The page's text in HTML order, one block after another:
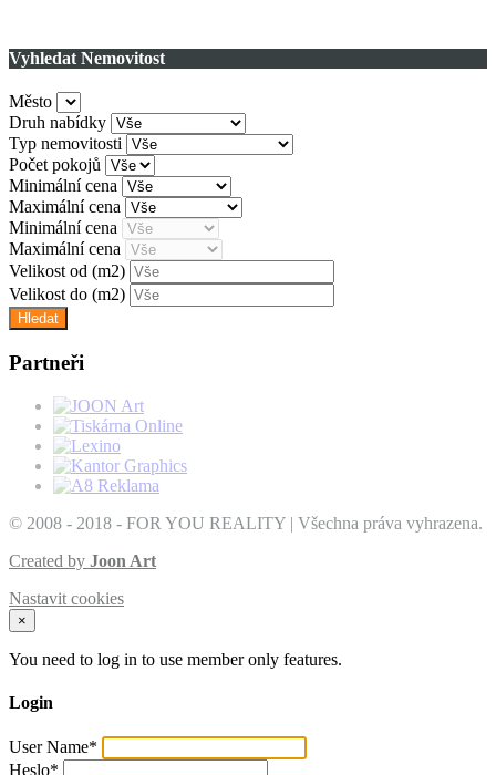
Vyhledat Nemovitost
Město
Druh nabídky
Typ nemovitosti
Počet pokojů
Minimální cena
Maximální cena
Minimální cena
Maximální cena
Velikost od (m2)
Velikost do (m2)
Partneři
© 2008 - 2018 - FOR YOU REALITY | Všechna práva vyhrazena.
Created by Joon Art
Nastavit cookies
×
You need to log in to use member only features.
Login
User Name*
Heslo*